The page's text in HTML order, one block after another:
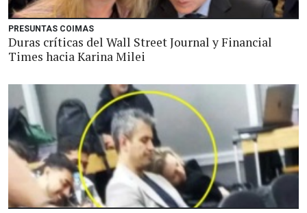
PRESUNTAS COIMAS
Duras críticas del Wall Street Journal y Financial
Times hacia Karina Milei